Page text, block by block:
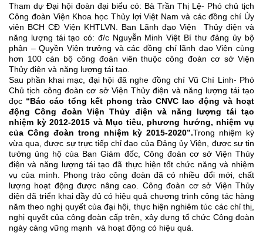
Tham dự Đại hội đoàn đại biểu có: Bà Trần Thị Lệ- Phó chủ tịch
Công đoàn Viện Khoa học Thủy lợi Việt Nam và các đồng chí Ủy
viên BCH CĐ Viện KHTLVN.
Ban Lãnh đạo Viện Thủy điện và
năng lượng tái tạo có: đ/c Nguyễn Minh Việt Bí thư đảng ủy bộ
phận – Quyền Viện trưởng và các đồng chí lãnh đạo Viện cùng
hơn 100 cán bộ công đoàn viên thuộc công đoàn cơ sở Viện
Thủy điện và năng lượng tái tạo.
Sau phần khai mạc, đại hội đã nghe đồng chí Vũ Chí Linh- Phó
Chủ tịch công đoàn cơ sở Viện Thủy điện và năng lượng tái tạo
đọc “Báo cáo tổng kết phong trào CNVC lao động và hoạt
động Công đoàn Viện Thủy điện và năng lượng tái tạo
nhiệm kỳ 2012-2015 và Mục tiêu, phương hướng, nhiệm vụ
của Công đoàn trong nhiệm kỳ 2015-2020”.Trong nhiệm kỳ
vừa qua, được sự trực tiếp chỉ đạo của Đảng ủy Viện, được sự tin
tưởng ủng hộ của Ban Giám đốc, Công đoàn cơ sở Viện Thủy
điện và năng lượng tái tạo đã thực hiện tốt chức năng và nhiệm
vụ của mình. Phong trào công đoàn đã có nhiều đổi mới, chất
lượng hoạt động được nâng cao. Công đoàn cơ sở Viện Thủy
điện đã triển khai đầy đủ có hiệu quả chương trình công tác hàng
năm theo nghị quyết của đại hội, thực hiện nghiêm túc các chỉ thị,
nghị quyết của công đoàn cấp trên, xây dựng tổ chức Công đoàn
ngày càng vững mạnh và hoạt động có hiệu quả.